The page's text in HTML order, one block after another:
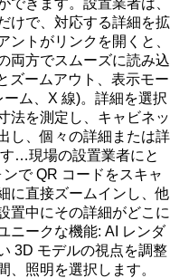
けで、対応する詳細を拡
ントがリンクを開くと、
両方でスムーズに読み込
ズームアウト、表示モー
ム、X 線)。詳細を選択
法を測定し、キャビネッ
し、個々の詳細または詳
…現場の設置業者にと
で QR コードをスキャ
に直接ズームインし、他
置中にその詳細がどこに
ニークな機能: AI レンダ
3D モデルの視点を調整
、照明を選択します。